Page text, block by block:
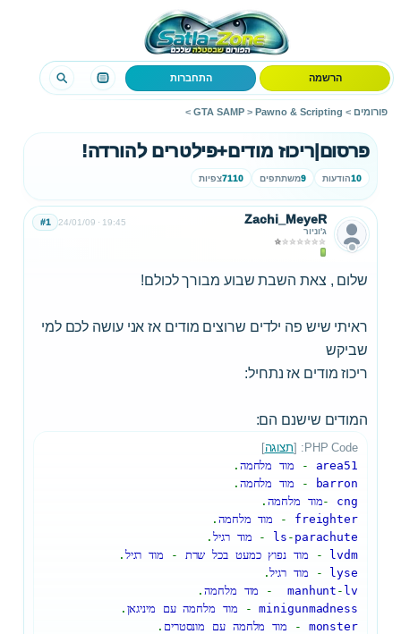
הרשמה התחברות
פורומים >
GTA SAMP > Pawno & Scripting
>
פרסום|ריכוז מודים+פילטרים להורדה!
10הודעות 9משתתפים 7110צפיות
Zachi_MeyeR
ג'וניור
24/01/09 19:45
#1
שלום , צאת השבת שבוע מבורך לכולם!
ראיתי שיש פה ילדים שרוצים מודים אז אני עושה לכם למי
שביקש
ריכוז מודים אז נתחיל:
המודים שישנם הם:
PHP Code: [ תצוגה
area51
- מוד מלחמה .
barron
- מוד מלחמה .
cng
-מוד מלחמה.
freighter
- מוד מלחמה .
ls - parachute
- מוד רגיל.
lvdm
- מוד נפוץ כמעט בכל שרת - מוד רגיל .
lyse
- מוד רגיל.
manhunt - lv
- מוד מלחמה.
minigunmadness
- מוד מלחמה עם מיניגאן .
monster
- מוד מלחמה עם מונסטרים .